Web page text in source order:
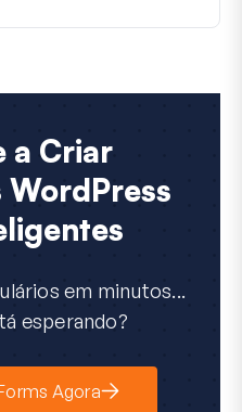
a Criar
em minutos...
esperando?
Agora